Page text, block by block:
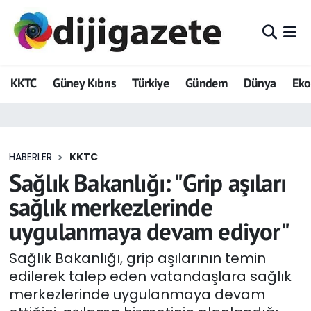
KKTC Güney Kıbrıs Türkiye Gündem Dünya
HABERLER KKTC
Sağlık Bakanlığı: "Grip aşıları
sağlık merkezlerinde
uygulanmaya devam ediyor"
Sağlık Bakanlığı, grip aşılarının temin
edilerek talep eden vatandaşlara sağlık
merkezlerinde uygulanmaya devam
ADVERTORIAL
Dijigazete
Eğitim
Ekonomi
Foto Galeri
GEZİ
Güncel
Hava Durumu
Trafik Durumu
Tüm Manşetler
Son Dakika Haberleri
Haber Arşivi